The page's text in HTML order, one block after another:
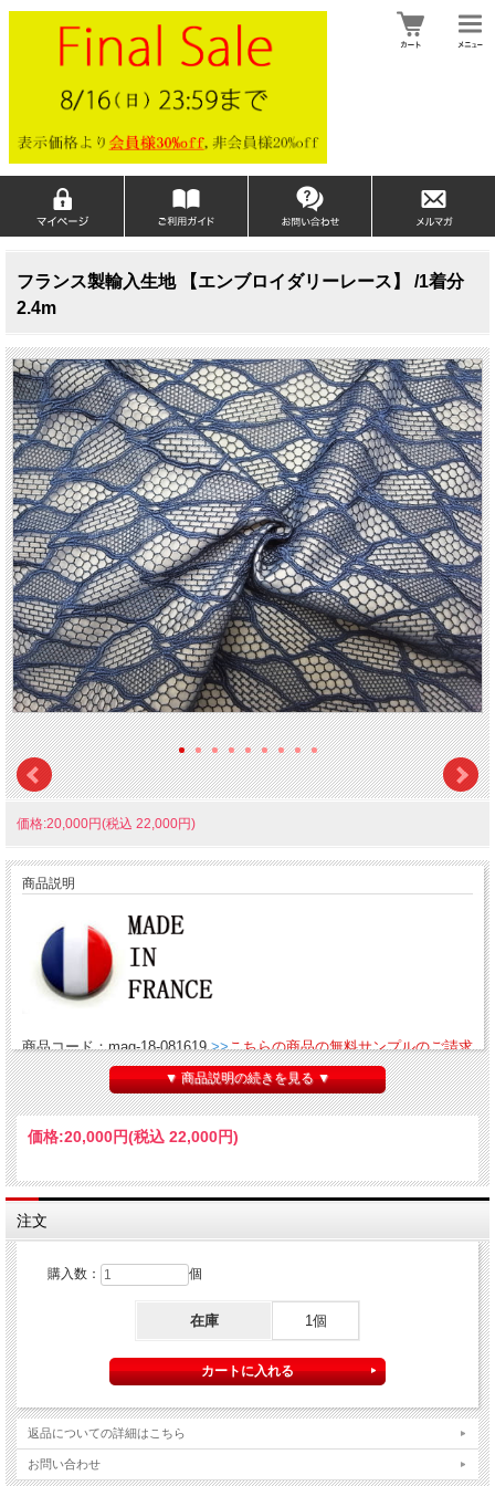
フランス製輸入生地 【エンブロイダリーレース】 /1着分
2.4m
価格:20,000円(税込 22,000円)
商品説明
商品コード：mag-18-081619>>こちらの商品の無料サンプルのご請求
はこちら
※フォームにご請求番号をご入力ください→請求番号：mag-18-
081619
生地幅・130cm(刺繍部分)
販売単位（長さ）・2.4m
素材・ ポリエステル100%
フランス製・エンブロイダリー素材です。
刺繍の立体感があり高級感を演出してくれます。
何にでも合わせやすく、上品なネイビーカラー。
▼ 商品説明の続きを見る ▼
価格:20,000円(税込 22,000円)
注文
購入数： 個
在庫 1個
返品についての詳細はこちら
お問い合わせ